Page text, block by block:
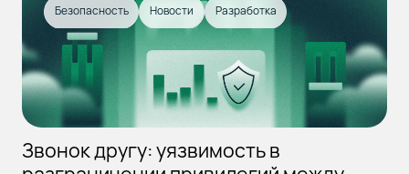
Безопасность Новости Разработка
Звонок другу: уязвимость в